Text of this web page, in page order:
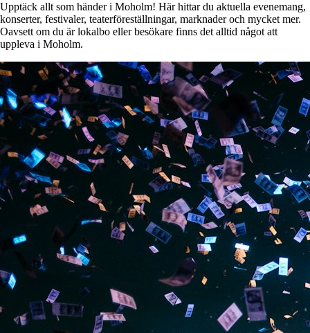
Upptäck allt som händer i Moholm! Här hittar du aktuella evenemang,
konserter, festivaler, teaterföreställningar, marknader och mycket mer.
Oavsett om du är lokalbo eller besökare finns det alltid något att
uppleva i Moholm.